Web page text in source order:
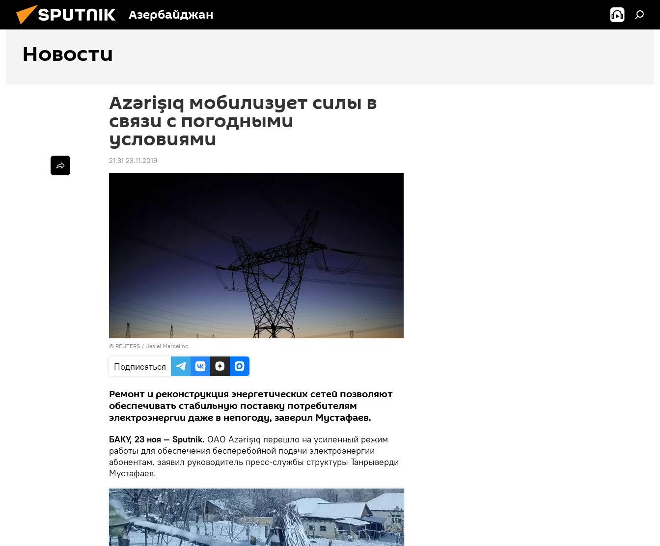
Азербайджан
Новости
Azərişıq мобилизует силы в
связи с погодными
условиями
21:31 23.11.2019
© REUTERS / Ueslei Marcelino
Подписаться
Ремонт и реконструкция энергетических сетей позволяют
обеспечивать стабильную поставку потребителям
электроэнергии даже в непогоду, заверил Мустафаев.
БАКУ, 23 ноя — Sputnik. ОАО Azərişıq перешло на усиленный режим
работы для обеспечения бесперебойной подачи электроэнергии
абонентам, заявил руководитель пресс-службы структуры Танрыверди
Мустафаев.